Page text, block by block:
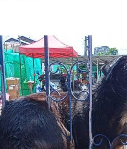
รวม
ตัว
ประท้วง
ลาน
ตู้
คอนเทนเนอร์
ย่าน
แหลม